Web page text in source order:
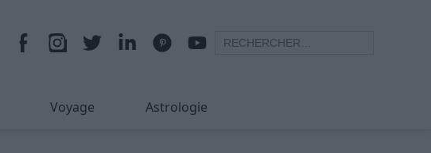
Voyage Astrologie